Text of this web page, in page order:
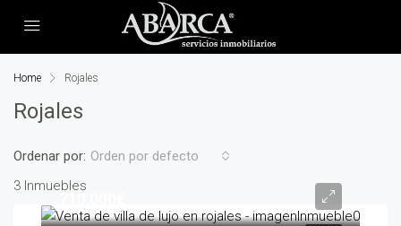
Home Rojales
Rojales
3 Inmuebles
Ordenar por: Orden por defecto